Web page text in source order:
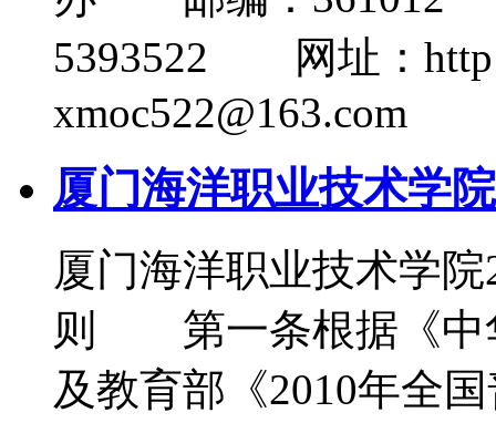
5393522 网址：
xmoc522@163.com
厦门海洋职业技术学
厦门海洋职业技术学
则 第一条根据《中
及教育部《2010年全